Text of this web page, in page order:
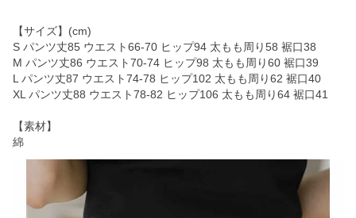
【サイズ】(cm)
S パンツ丈85 ウエスト66-70 ヒップ94 太もも周り58 裾口38
M パンツ丈86 ウエスト70-74 ヒップ98 太もも周り60 裾口39
L パンツ丈87 ウエスト74-78 ヒップ102 太もも周り62 裾口40
XL パンツ丈88 ウエスト78-82 ヒップ106 太もも周り64 裾口41
【素材】